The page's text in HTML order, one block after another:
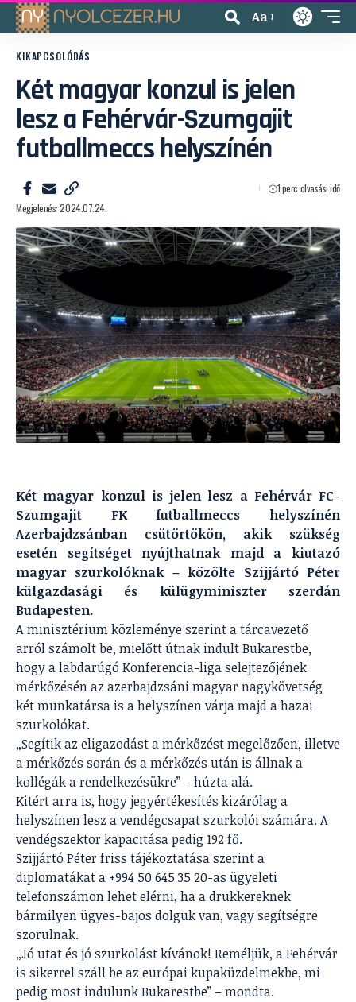
Aa
KIKAPCSOLÓDÁS
Két magyar konzul is jelen
lesz a Fehérvár-Szumgajit
futballmeccs helyszínén
Megjelenés: 2024.07.24.
1 perc olvasási idő
Két magyar konzul is jelen lesz a Fehérvár FC-
Szumgajit FK futballmeccs helyszínén
Azerbajdzsánban csütörtökön, akik szükség
esetén segítséget nyújthatnak majd a kiutazó
magyar szurkolóknak – közölte Szijjártó Péter
külgazdasági és külügyminiszter szerdán
Budapesten.
A minisztérium közleménye szerint a tárcavezető
arról számolt be, mielőtt útnak indult Bukarestbe,
hogy a labdarúgó Konferencia-liga selejtezőjének
mérkőzésén az azerbajdzsáni magyar nagykövetség
két munkatársa is a helyszínen várja majd a hazai
szurkolókat.
„Segítik az eligazodást a mérkőzést megelőzően, illetve
a mérkőzés során és a mérkőzés után is állnak a
kollégák a rendelkezésükre” – húzta alá.
Kitért arra is, hogy jegyértékesítés kizárólag a
helyszínen lesz a vendégcsapat szurkolói számára. A
vendégszektor kapacitása pedig 192 fő.
Szijjártó Péter friss tájékoztatása szerint a
diplomatákat a +994 50 645 35 20-as ügyeleti
telefonszámon lehet elérni, ha a drukkereknek
bármilyen ügyes-bajos dolguk van, vagy segítségre
szorulnak.
„Jó utat és jó szurkolást kívánok! Reméljük, a Fehérvár
is sikerrel száll be az európai kupaküzdelmekbe, mi
pedig most indulunk Bukarestbe” – mondta.